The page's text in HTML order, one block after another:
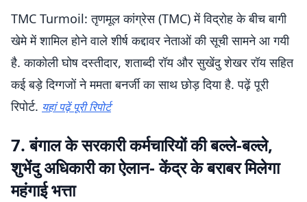
TMC Turmoil: तृणमूल कांग्रेस (TMC) में विद्रोह के बीच बागी
खेमे में शामिल होने वाले शीर्ष कद्दावर नेताओं की सूची सामने आ गयी
है. काकोली घोष दस्तीदार, शताब्दी रॉय और सुखेंदु शेखर रॉय सहित
कई बड़े दिग्गजों ने ममता बनर्जी का साथ छोड़ दिया है. पढ़ें पूरी
रिपोर्ट. यहां पढ़ें पूरी रिपोर्ट
7. बंगाल के सरकारी कर्मचारियों की बल्ले-बल्ले,
शुभेंदु अधिकारी का ऐलान- केंद्र के बराबर मिलेगा
महंगाई भत्ता